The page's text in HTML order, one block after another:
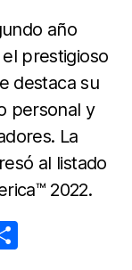
año
prestigioso
destaca su
personal y
La
al listado
2022.